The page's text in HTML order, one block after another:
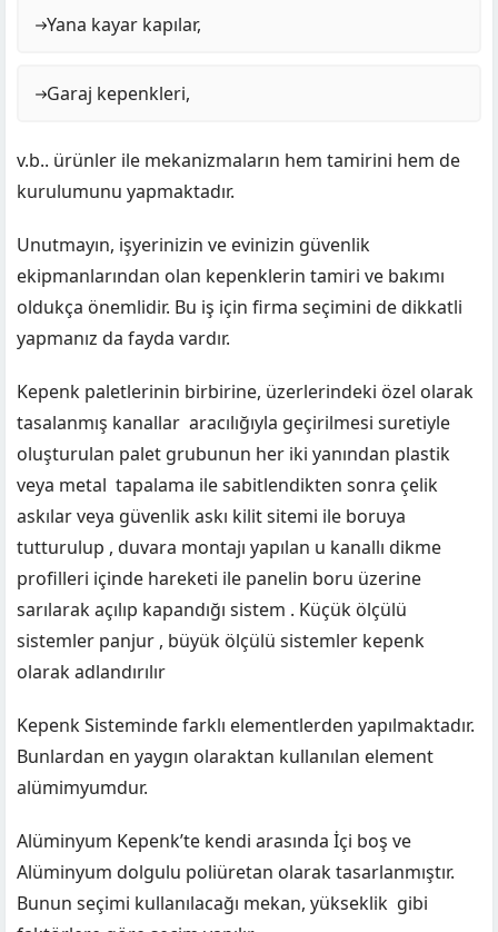
Yana kayar kapılar,
Garaj kepenkleri,
v.b.. ürünler ile mekanizmaların hem tamirini hem de
kurulumunu yapmaktadır.
Unutmayın, işyerinizin ve evinizin güvenlik
ekipmanlarından olan kepenklerin tamiri ve bakımı
oldukça önemlidir. Bu iş için firma seçimini de dikkatli
yapmanız da fayda vardır.
Kepenk paletlerinin birbirine, üzerlerindeki özel olarak
tasalanmış kanallar aracılığıyla geçirilmesi suretiyle
oluşturulan palet grubunun her iki yanından plastik
veya metal tapalama ile sabitlendikten sonra çelik
askılar veya güvenlik askı kilit sitemi ile boruya
tutturulup , duvara montajı yapılan u kanallı dikme
profilleri içinde hareketi ile panelin boru üzerine
sarılarak açılıp kapandığı sistem . Küçük ölçülü
sistemler panjur , büyük ölçülü sistemler kepenk
olarak adlandırılır
Kepenk Sisteminde farklı elementlerden yapılmaktadır.
Bunlardan en yaygın olaraktan kullanılan element
alümimyumdur.
Alüminyum Kepenk’te kendi arasında İçi boş ve
Alüminyum dolgulu poliüretan olarak tasarlanmıştır.
Bunun seçimi kullanılacağı mekan, yükseklik gibi